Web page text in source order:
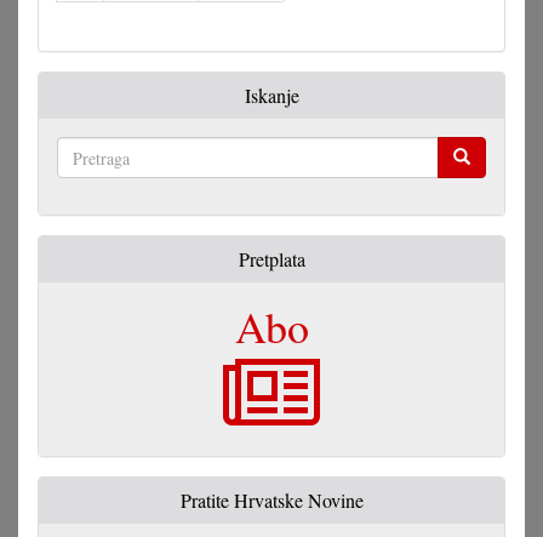
Iskanje
Pretplata
Abo
Pratite Hrvatske Novine